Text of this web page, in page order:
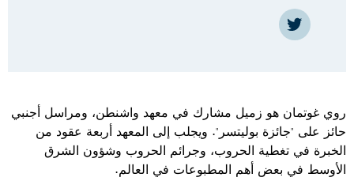
روي غوتمان هو زميل مشارك في معهد واشنطن، ومراسل أجنبي
حائز على "جائزة بوليتسر". ويجلب إلى المعهد أربعة عقود من
الخبرة في تغطية الحروب، وجرائم الحروب وشؤون الشرق
الأوسط في بعض أهم المطبوعات في العالم.
https://twitter.com/